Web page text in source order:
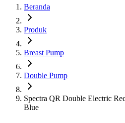
Beranda
Produk
Breast Pump
Double Pump
Spectra QR Double Electric
Blue